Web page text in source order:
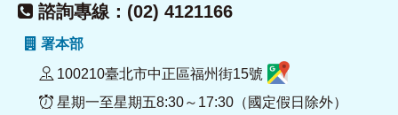
諮詢專線：(02) 4121166
署本部
100210臺北市中正區福州街15號
星期一至星期五8:30～17:30（國定假日除外）